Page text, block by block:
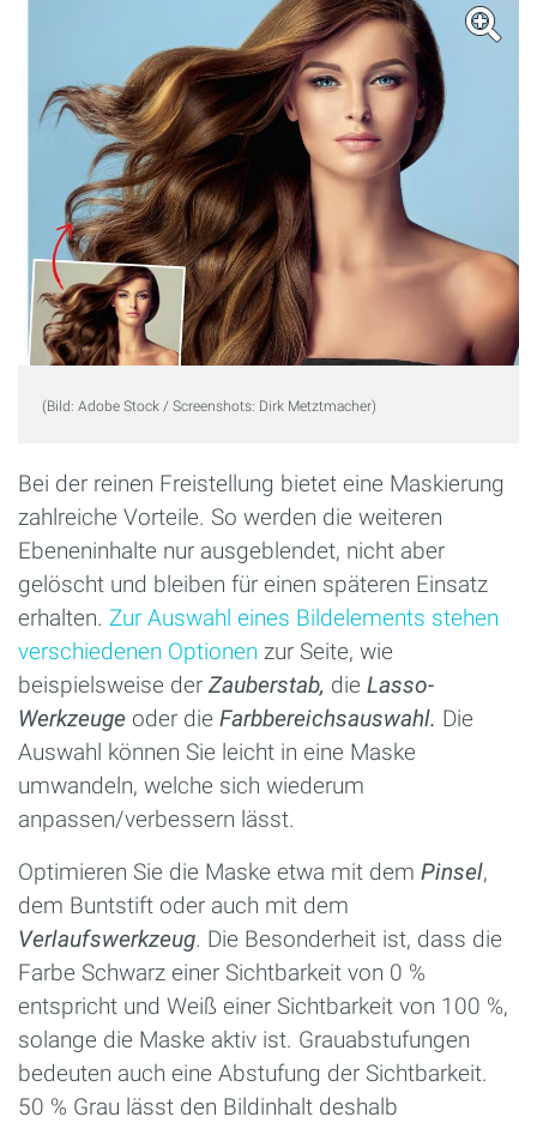
(Bild: Adobe Stock / Screenshots: Dirk Metztmacher)
Bei der reinen Freistellung bietet eine Maskierung
zahlreiche Vorteile. So werden die weiteren
Ebeneninhalte nur ausgeblendet, nicht aber
gelöscht und bleiben für einen späteren Einsatz
erhalten. Zur Auswahl eines Bildelements stehen
verschiedenen Optionen zur Seite, wie
beispielsweise der Zauberstab, die Lasso-
Werkzeuge oder die Farbbereichsauswahl. Die
Auswahl können Sie leicht in eine Maske
umwandeln, welche sich wiederum
anpassen/verbessern lässt.
Optimieren Sie die Maske etwa mit dem Pinsel,
dem Buntstift oder auch mit dem
Verlaufswerkzeug. Die Besonderheit ist, dass die
Farbe Schwarz einer Sichtbarkeit von 0 %
entspricht und Weiß einer Sichtbarkeit von 100 %,
solange die Maske aktiv ist. Grauabstufungen
bedeuten auch eine Abstufung der Sichtbarkeit.
50 % Grau lässt den Bildinhalt deshalb